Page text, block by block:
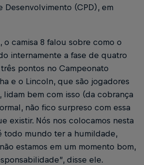
Desenvolvimento (CPD), em
o camisa 8 falou sobre como o
internamente a fase de quatro
pontos no Campeonato
e o Lincoln, que são jogadores
lidam bem com isso (da cobrança
não fico surpreso com essa
existir. Nós nos colocamos nesta
todo mundo ter a humildade,
estamos em um momento bom,
disse ele.